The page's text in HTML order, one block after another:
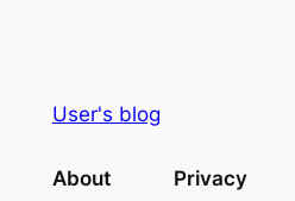
User's blog
About Privacy